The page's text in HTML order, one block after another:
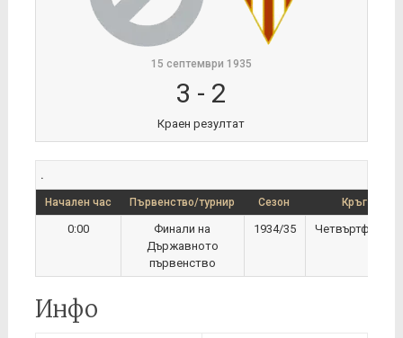
15 септември 1935
3 - 2
Краен резултат
.
Начален час Първенство/турнир Сезон Кръг
0:00
Финали на
Държавното
първенство
1934/35 Четвъртфинал
Инфо